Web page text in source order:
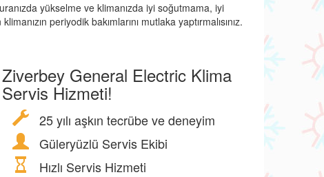
yükselme ve klimanızda iyi soğutmama, iyi
periyodik bakımlarını mutlaka yaptırmalısınız.
Ziverbey General Electric Klima
Servis Hizmeti!
25 yılı aşkın tecrübe ve deneyim
Güleryüzlü Servis Ekibi
Hızlı Servis Hizmeti